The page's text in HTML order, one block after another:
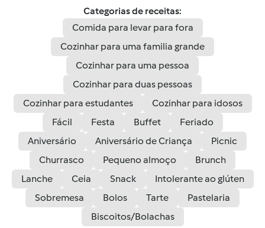
Categorias de receitas:
Comida para levar para fora
Cozinhar para uma familia grande
Cozinhar para uma pessoa
Cozinhar para duas pessoas
Cozinhar para estudantes
Cozinhar para idosos
Fácil
Festa Buffet
Feriado
Aniversário
Aniversário de Criança
Picnic
Churrasco
Pequeno almoço
Brunch
Lanche
Ceia Snack
Intolerante ao glúten
Sobremesa
Bolos Tarte
Pastelaria
Biscoitos/Bolachas